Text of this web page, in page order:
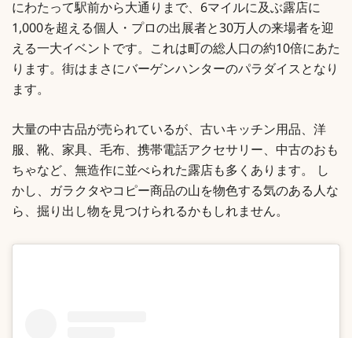
にわたって駅前から大通りまで、6マイルに及ぶ露店に
1,000を超える個人・プロの出展者と30万人の来場者を迎
える一大イベントです。これは町の総人口の約10倍にあた
ります。街はまさにバーゲンハンターのパラダイスとなり
ます。
大量の中古品が売られているが、古いキッチン用品、洋
服、靴、家具、毛布、携帯電話アクセサリー、中古のおも
ちゃなど、無造作に並べられた露店も多くあります。 し
かし、ガラクタやコピー商品の山を物色する気のある人な
ら、掘り出し物を見つけられるかもしれません。